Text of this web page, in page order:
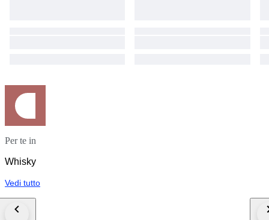
Per te in
Whisky
Vedi tutto